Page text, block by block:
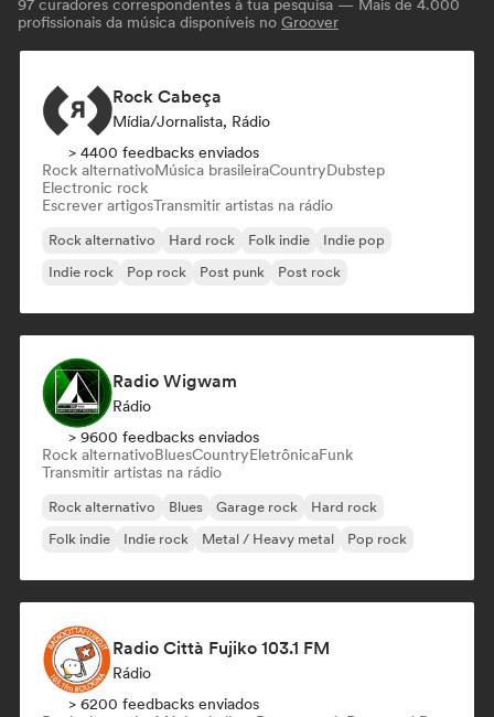
97 curadores correspondentes à tua pesquisa — Mais de 4.000
profissionais da música disponíveis no Groover
Rock Cabeça
Mídia/Jornalista, Rádio
> 4400 feedbacks enviados
Rock alternativoMúsica brasileiraCountryDubstep
Electronic rock
Escrever artigosTransmitir artistas na rádio
Rock alternativo Hard rock Folk indie
Indie pop
Indie rock
Pop rock Post punk Post rock
Radio Wigwam
Rádio
> 9600 feedbacks enviados
Rock alternativoBluesCountryEletrônicaFunk
Transmitir artistas na rádio
Rock alternativo Blues Garage rock
Hard rock
Folk indie
Indie rock Metal / Heavy metal Pop rock
Radio Città Fujiko 103.1 FM
Rádio
> 6200 feedbacks enviados